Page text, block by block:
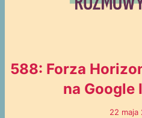
588: Forza
na Google
22 maja